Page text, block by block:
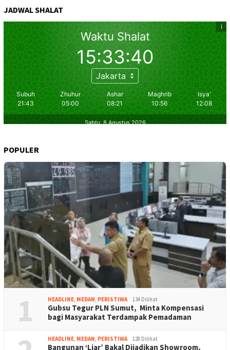
JADWAL SHALAT
POPULER
1 HEADLINE, MEDAN, PERISTIWA 134 Dilihat
Gubsu Tegur PLN Sumut, Minta Kompensasi
bagi Masyarakat Terdampak Pemadaman
HEADLINE, MEDAN, PERISTIWA 128 Dilihat
Bangunan ‘Liar’ Bakal Dijadikan Showroom,